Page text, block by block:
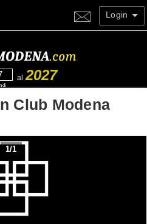
Login
al 2027
Club Modena
1/1